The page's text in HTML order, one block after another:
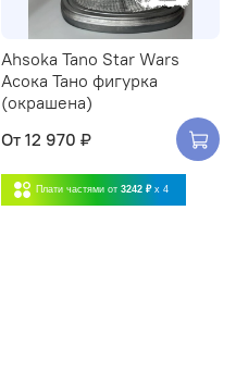
Ahsoka Tano Star Wars
Асока Тано фигурка
(окрашена)
От 12 970 ₽
Плати частями от 3242 ₽ x 4